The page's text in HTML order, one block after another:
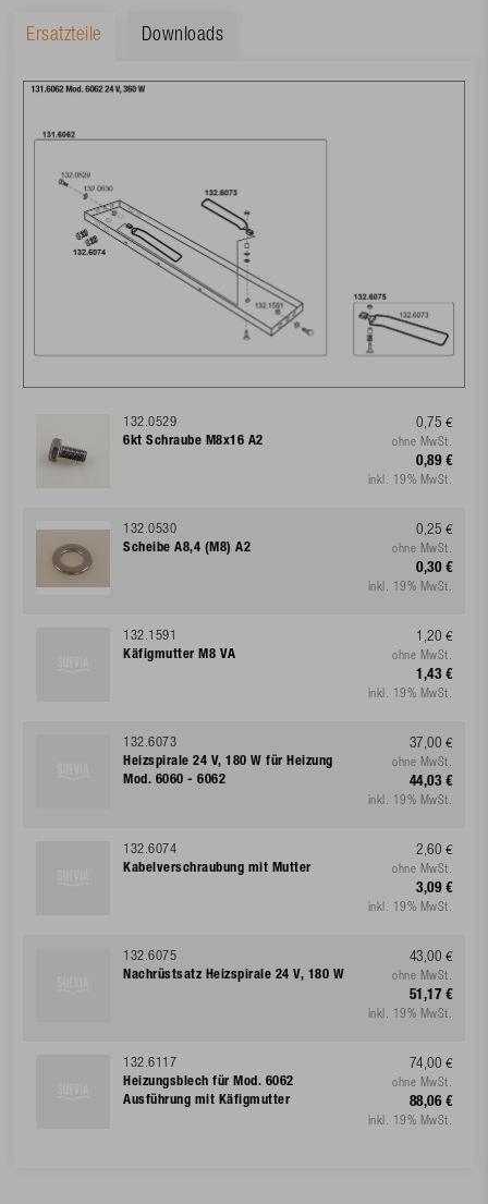
Ersatzteile Downloads
132.0529
6kt Schraube M8x16 A2
0,75 €
ohne MwSt.
0,89 €
inkl. 19% MwSt.
132.0530
Scheibe A8,4 (M8) A2
0,25 €
ohne MwSt.
0,30 €
inkl. 19% MwSt.
132.1591
Käfigmutter M8 VA
1,20 €
ohne MwSt.
1,43 €
inkl. 19% MwSt.
132.6073
Heizspirale 24 V, 180 W für Heizung
Mod. 6060 - 6062
37,00 €
ohne MwSt.
44,03 €
inkl. 19% MwSt.
132.6074
Kabelverschraubung mit Mutter
2,60 €
ohne MwSt.
3,09 €
inkl. 19% MwSt.
132.6075
Nachrüstsatz Heizspirale 24 V, 180 W
43,00 €
ohne MwSt.
51,17 €
inkl. 19% MwSt.
132.6117
Heizungsblech für Mod. 6062
Ausführung mit Käfigmutter
74,00 €
ohne MwSt.
88,06 €
inkl. 19% MwSt.